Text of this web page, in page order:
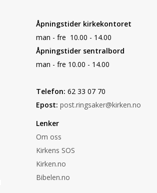
Åpningstider kirkekontoret
man - fre 10.00 - 14.00
Åpningstider sentralbord
man - fre 10.00 - 14.00
Telefon: 62 33 07 70
Epost: post.ringsaker@kirken.no
Lenker
Om oss
Kirkens SOS
Kirken.no
Bibelen.no